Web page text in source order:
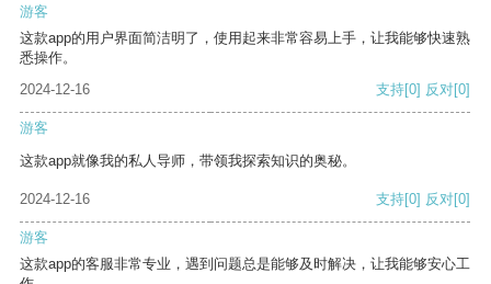
游客
这款app的用户界面简洁明了，使用起来非常容易上手，让我能够快速熟
悉操作。
2024-12-16
支持[0] 反对[0]
游客
这款app就像我的私人导师，带领我探索知识的奥秘。
2024-12-16 支持[0] 反对[0]
游客
这款app的客服非常专业，遇到问题总是能够及时解决，让我能够安心工